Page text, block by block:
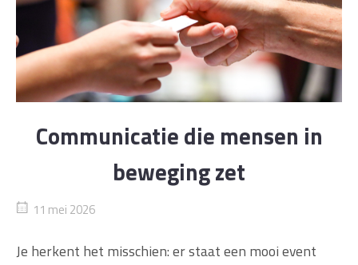
Communicatie die mensen in
beweging zet
11 mei 2026
Je herkent het misschien: er staat een mooi event